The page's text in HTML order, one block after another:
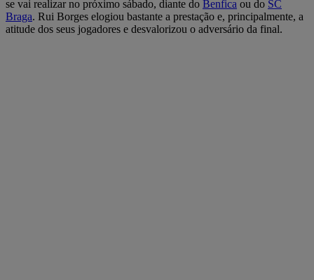
se vai realizar no próximo sábado, diante do Benfica ou do SC
Braga. Rui Borges elogiou bastante a prestação e, principalmente, a
atitude dos seus jogadores e desvalorizou o adversário da final.